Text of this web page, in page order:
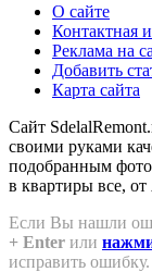
О сайте
Контактная
Реклама на
Добавить
Карта сайта
Сайт
своими руками
подобранным
в квартиры все,
Если Вы нашли
+ Enter или
исправить ошибку.